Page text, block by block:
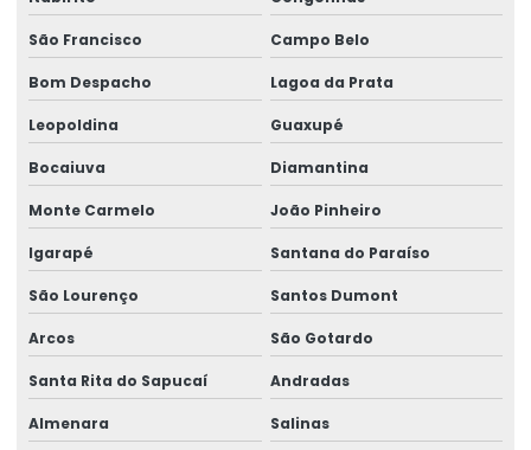
Produção De Etiquetas Em Várias Gramaturas
Produção De Rótulos Adesivos Personalizados
Produção Em Cartelas De Etiquetas Adesivas
Ribbon
Ribbon 110x300 Cera Resina
Ribbon 110x300 Com Alta Tecnologia
Ribbon 110x450 De Alta Performance
Ribbon 110x450 Para Impressoras Térmicas
Ribbon 110x74 Alta Resistência
São Francisco Campo Belo
Bom Despacho Lagoa da Prata
Leopoldina Guaxupé
Bocaiuva Diamantina
Monte Carmelo João Pinheiro
Igarapé Santana do Paraíso
São Lourenço Santos Dumont
Arcos São Gotardo
Santa Rita do Sapucaí Andradas
Almenara Salinas